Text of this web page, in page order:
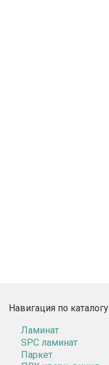
Навигация по каталогу
Ламинат
SPC ламинат
Паркет